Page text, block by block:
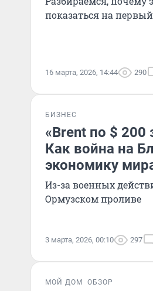
показаться на
16 марта, 2026, 14:44 290
БИЗНЕС
«Brent по $ 200
Как война на
экономику
Из-за военных
Ормузском проливе
3 марта, 2026, 00:10 297
МОЙ ДОМ ОБЗОР